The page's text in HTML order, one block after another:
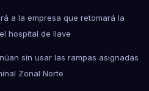
a la empresa que retomará la
hospital de Ilave
sin usar las rampas asignadas
Zonal Norte